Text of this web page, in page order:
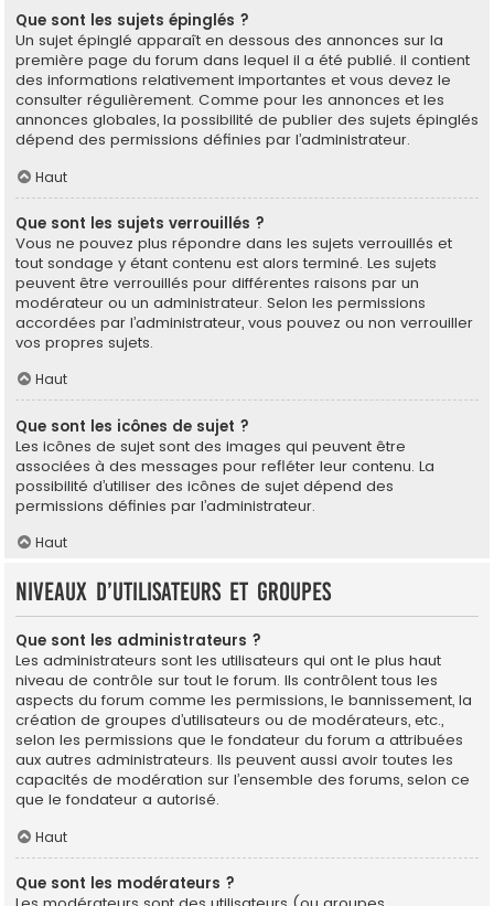
Que sont les sujets épinglés ?
Un sujet épinglé apparaît en dessous des annonces sur la
première page du forum dans lequel il a été publié. il contient
des informations relativement importantes et vous devez le
consulter régulièrement. Comme pour les annonces et les
annonces globales, la possibilité de publier des sujets épinglés
dépend des permissions définies par l’administrateur.
Haut
Que sont les sujets verrouillés ?
Vous ne pouvez plus répondre dans les sujets verrouillés et
tout sondage y étant contenu est alors terminé. Les sujets
peuvent être verrouillés pour différentes raisons par un
modérateur ou un administrateur. Selon les permissions
accordées par l’administrateur, vous pouvez ou non verrouiller
vos propres sujets.
Haut
Que sont les icônes de sujet ?
Les icônes de sujet sont des images qui peuvent être
associées à des messages pour refléter leur contenu. La
possibilité d’utiliser des icônes de sujet dépend des
permissions définies par l’administrateur.
Haut
Niveaux d’utilisateurs et groupes
Que sont les administrateurs ?
Les administrateurs sont les utilisateurs qui ont le plus haut
niveau de contrôle sur tout le forum. Ils contrôlent tous les
aspects du forum comme les permissions, le bannissement, la
création de groupes d’utilisateurs ou de modérateurs, etc.,
selon les permissions que le fondateur du forum a attribuées
aux autres administrateurs. Ils peuvent aussi avoir toutes les
capacités de modération sur l’ensemble des forums, selon ce
que le fondateur a autorisé.
Haut
Que sont les modérateurs ?